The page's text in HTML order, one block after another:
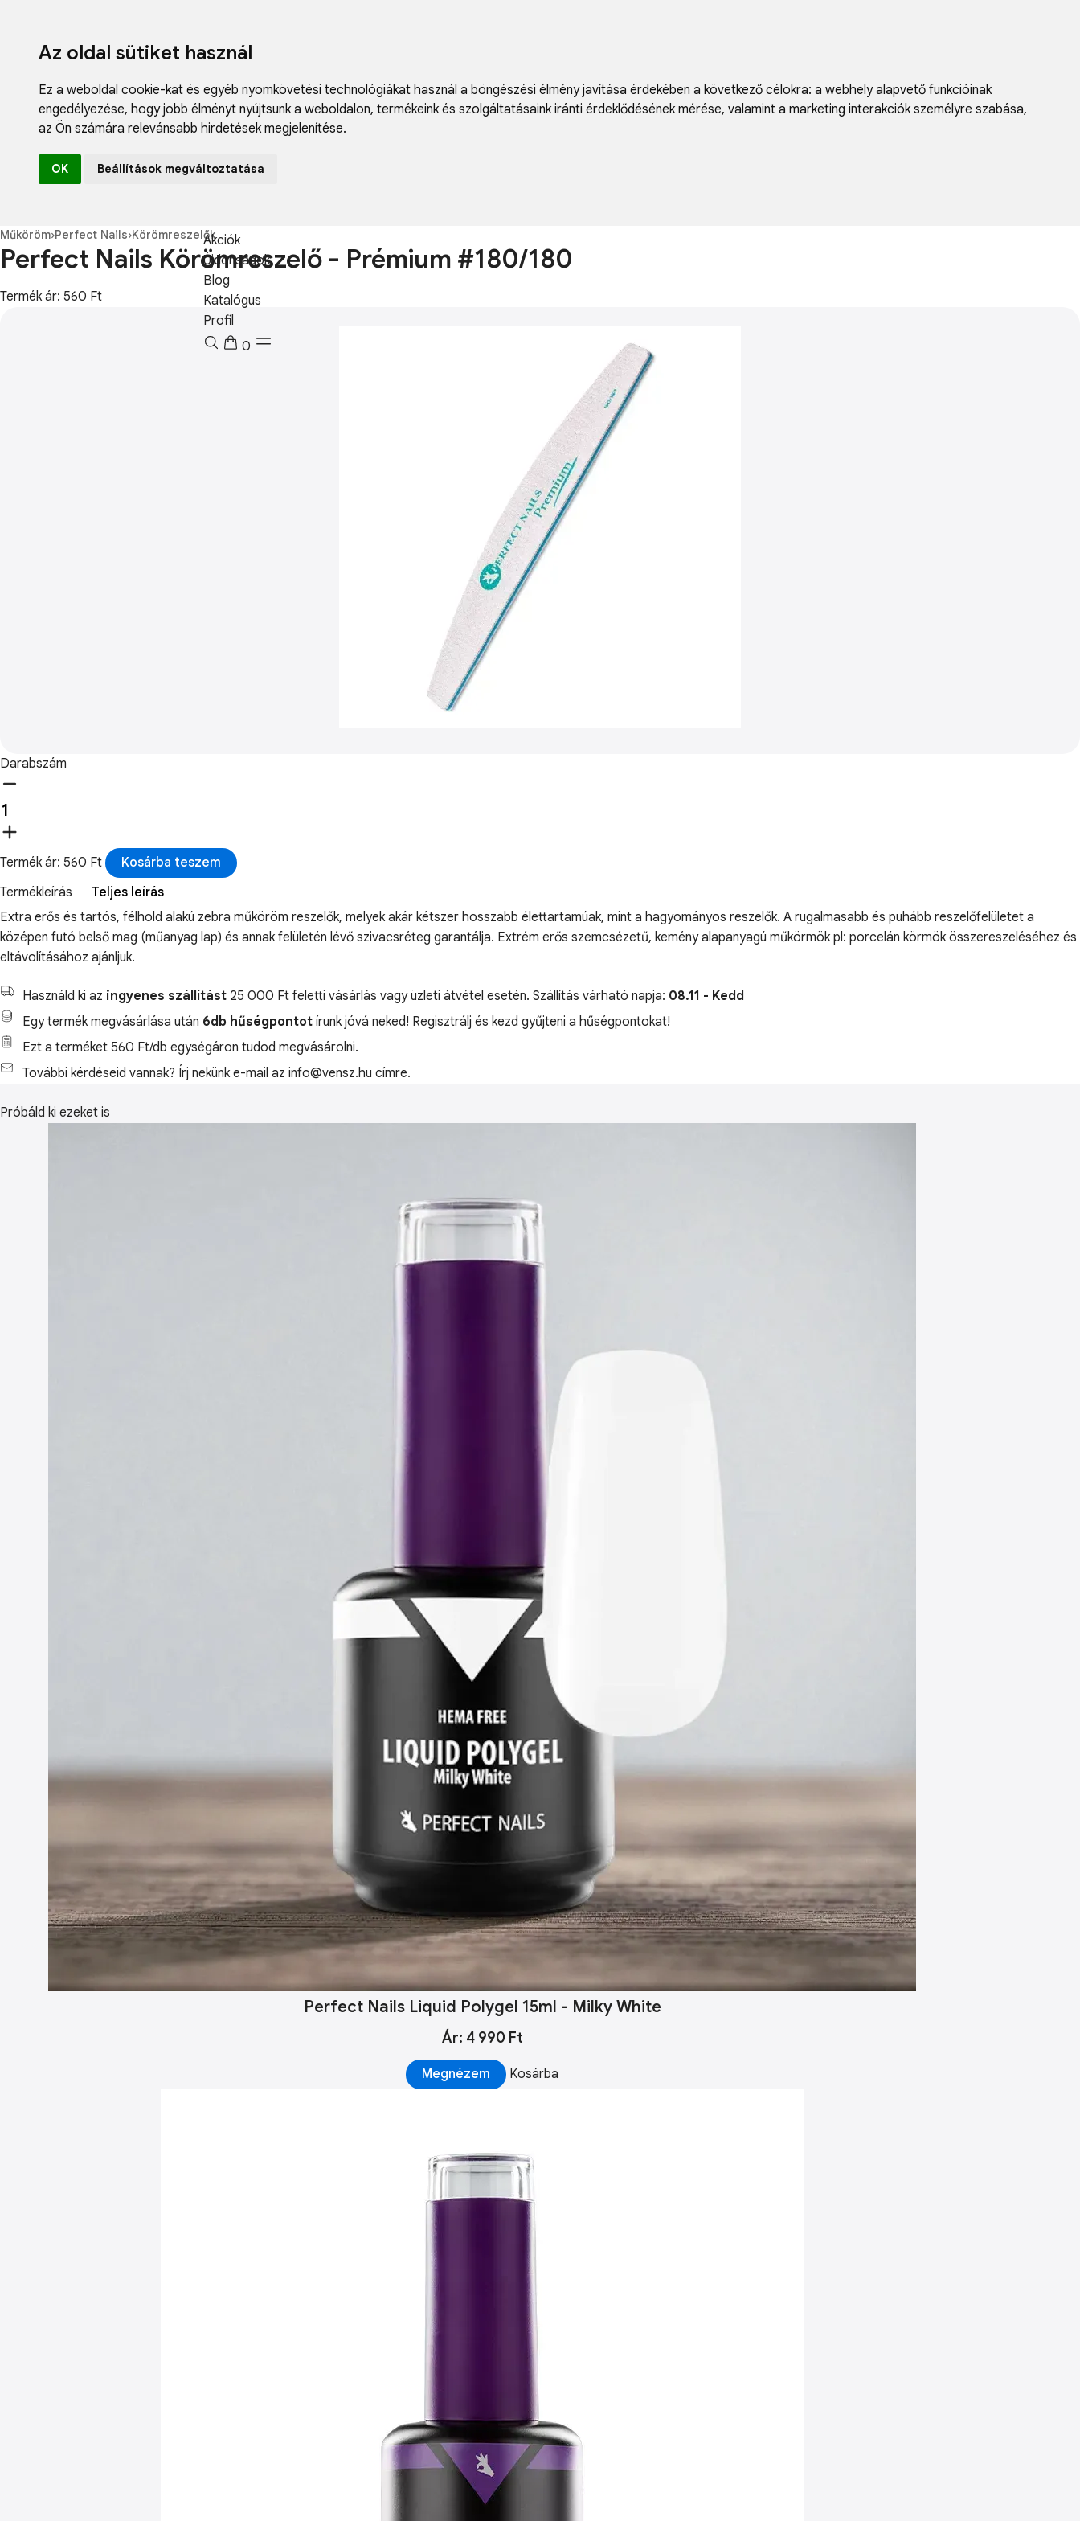
Az oldal sütiket használ
Ez a weboldal cookie-kat és egyéb nyomkövetési technológiákat használ a böngészési élmény javítása érdekében a következő célokra: a webhely alapvető funkcióinak
engedélyezése, hogy jobb élményt nyújtsunk a weboldalon, termékeink és szolgáltatásaink iránti érdeklődésének mérése, valamint a marketing interakciók személyre szabása,
az Ön számára relevánsabb hirdetések megjelenítése.
OK Beállítások megváltoztatása
Fodrászcikk
Akciók
Újdonságok
Blog
Katalógus
Profil
0
Műköröm›Perfect Nails›Körömreszelők
Perfect Nails Körömreszelő - Prémium #180/180
Termék ár: 560 Ft
Darabszám
Termék ár: 560 Ft
Kosárba teszem
Termékleírás
Teljes leírás
Extra erős és tartós, félhold alakú zebra műköröm reszelők, melyek akár kétszer hosszabb élettartamúak, mint a hagyományos reszelők. A rugalmasabb és puhább reszelőfelületet a
középen futó belső mag (műanyag lap) és annak felületén lévő szivacsréteg garantálja. Extrém erős szemcsézetű, kemény alapanyagú műkörmök pl: porcelán körmök összereszeléséhez és
eltávolításához ajánljuk.
Használd ki az ingyenes szállítást 25 000 Ft feletti vásárlás vagy üzleti átvétel esetén. Szállítás várható napja: 08.11 - Kedd
Egy termék megvásárlása után 6db hűségpontot írunk jóvá neked! Regisztrálj és kezd gyűjteni a hűségpontokat!
Ezt a terméket 560 Ft/db egységáron tudod megvásárolni.
További kérdéseid vannak? Írj nekünk e-mail az info@vensz.hu címre.
Próbáld ki ezeket is
Perfect Nails Liquid Polygel 15ml - Milky White
Ár: 4 990 Ft
Megnézem Kosárba